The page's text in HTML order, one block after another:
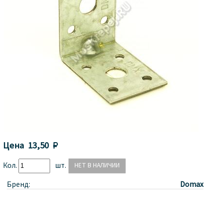
Цена 13,50 
Кол. шт.
Бренд: Domax